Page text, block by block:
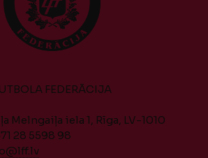
FEDERĀCIJA
Melngaiļa iela 1, Rīga, LV-1010
28 5598 98